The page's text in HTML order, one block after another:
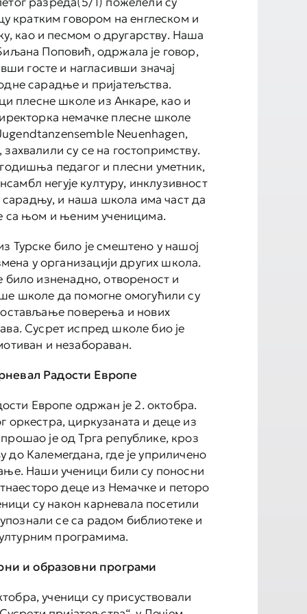
кратким говором на енглеском и
као и песмом о другарству. Наша
Поповић, одржала је говор,
госте и нагласивши значај
сарадње и пријатељства.
плесне школе из Анкаре, као и
немачке плесне школе
Neuenhagen,
су се на гостопримству.
педагог и плесни уметник,
негује културу, инклузивност
и наша школа има част да
са њом и њеним ученицима.
Турске било је смештено у нашој
у организацији других школа.
било изненадно, отвореност и
школе да помогне омогућили су
поверења и нових
Сусрет испред школе био је
и незабораван.
Радости Европе
Европе одржан је 2. октобра.
оркестра, циркузаната и деце из
је од Трга републике, кроз
до Калемегдана, где је уприличено
Наши ученици били су поносни
деце из Немачке и петоро
су након карневала посетили
упознали се са радом библиотеке и
програмима.
и образовни програми
ученици су присуствовали